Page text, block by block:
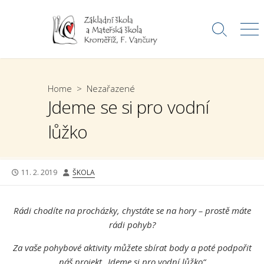
Search
Home > Nezařazené
Jdeme se si pro vodní
lůžko
PUBLISHED
11. 2. 2019 AUTHOR
ŠKOLA
Rádi chodíte na procházky, chystáte se na hory – prostě máte
rádi pohyb?
Za vaše pohybové aktivity můžete sbírat body a poté podpořit
náš projekt „Jdeme si pro vodní lůžko“